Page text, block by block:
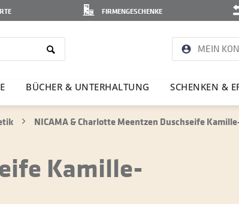
FIRMENGESCHENKE
MEIN
BÜCHER & UNTER­HAL­TUNG SCHENKEN &
NICAMA & Charlotte Meentzen Duschseife
Kamille-